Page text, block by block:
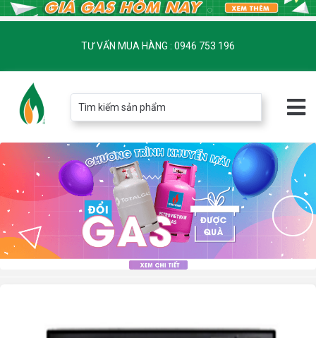
TƯ VẤN MUA HÀNG : 0946 753 196